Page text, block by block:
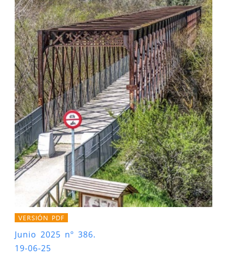
VERSIÓN PDF
Junio 2025 nº 386.
19-06-25